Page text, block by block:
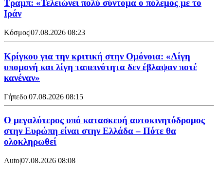
Τραμπ: «Τελειώνει πολύ σύντομα ο πόλεμος με το
Ιράν
Κόσμος|07.08.2026 08:23
Κρίγκου για την κριτική στην Ομόνοια: «Λίγη
υπομονή και λίγη ταπεινότητα δεν έβλαψαν ποτέ
κανέναν»
Γήπεδο|07.08.2026 08:15
Ο μεγαλύτερος υπό κατασκευή αυτοκινητόδρομος
στην Ευρώπη είναι στην Ελλάδα – Πότε θα
ολοκληρωθεί
Auto|07.08.2026 08:08